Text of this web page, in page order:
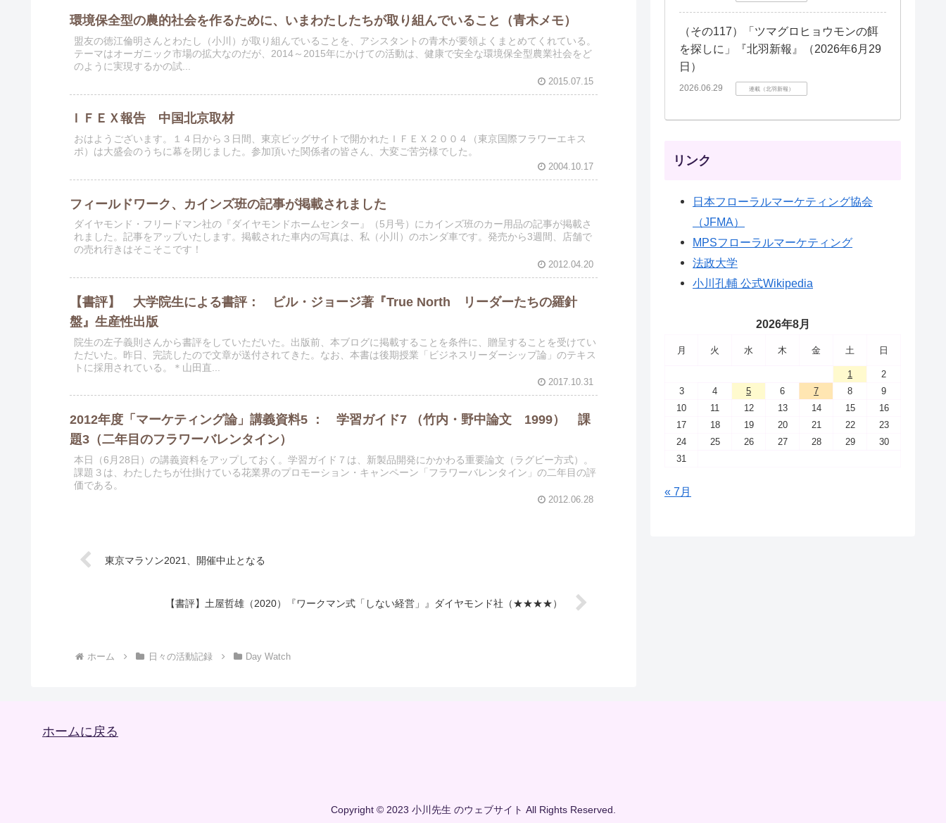
環境保全型の農的社会を作るために、いまわたしたちが取り組んでいること（青木メモ）
盟友の徳江倫明さんとわたし（小川）が取り組んでいることを、アシスタントの青木が要領よくまとめてくれている。
テーマはオーガニック市場の拡大なのだが、2014～2015年にかけての活動は、健康で安全な環境保全型農業社会をど
のように実現するかの試...
2015.07.15
ＩＦＥＸ報告 中国北京取材
おはようございます。１４日から３日間、東京ビッグサイトで開かれたＩＦＥＸ２００４（東京国際フラワーエキス
ポ）は大盛会のうちに幕を閉じました。参加頂いた関係者の皆さん、大変ご苦労様でした。
2004.10.17
フィールドワーク、カインズ班の記事が掲載されました
ダイヤモンド・フリードマン社の『ダイヤモンドホームセンター』（5月号）にカインズ班のカー用品の記事が掲載さ
れました。記事をアップいたします。掲載された車内の写真は、私（小川）のホンダ車です。発売から3週間、店舗で
の売れ行きはそこそこです！
2012.04.20
【書評】 大学院生による書評： ビル・ジョージ著『True North リーダーたちの羅針
盤』生産性出版
院生の左子義則さんから書評をしていただいた。出版前、本ブログに掲載することを条件に、贈呈することを受けてい
ただいた。昨日、完読したので文章が送付されてきた。なお、本書は後期授業「ビジネスリーダーシップ論」のテキス
トに採用されている。＊山田直...
2017.10.31
2012年度「マーケティング論」講義資料5 ： 学習ガイド7 （竹内・野中論文 1999） 課
題3（二年目のフラワーバレンタイン）
本日（6月28日）の講義資料をアップしておく。学習ガイド７は、新製品開発にかかわる重要論文（ラグビー方式）。
課題３は、わたしたちが仕掛けている花業界のプロモーション・キャンペーン「フラワーバレンタイン」の二年目の評
価である。
2012.06.28
東京マラソン2021、開催中止となる
【書評】土屋哲雄（2020）『ワークマン式「しない経営」』ダイヤモンド社（★★★★）
ホーム 日々の活動記録 Day Watch
（その117）「ツマグロヒョウモンの餌
を探しに」『北羽新報』（2026年6月29
日）
2026.06.29 連載（北羽新報）
リンク
日本フローラルマーケティング協会
（JFMA）
MPSフローラルマーケティング
法政大学
小川孔輔 公式Wikipedia
2026年8月
月 火 水 木 金 土 日
1
2
3
4 5 6 7 8
9
10
11 12 13 14 15
16
17
18 19 20 21 22
23
24
25 26 27 28 29
30
31
« 7月
ホームに戻る
Copyright © 2023 小川先生 のウェブサイト All Rights Reserved.